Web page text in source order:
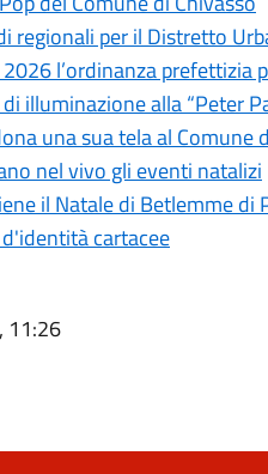
regionali per il Distretto
l’ordinanza prefettizia
illuminazione alla “Peter
una sua tela al Comune
nel vivo gli eventi natalizi
il Natale di Betlemme di
cartacee
11:26